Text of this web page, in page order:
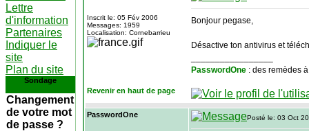
Lettre
d'information
Partenaires
Indiquer le
site
Plan du site
Sondage
Changement
de votre mot
de passe ?
Inscrit le: 05 Fév 2006
Messages: 1959
Localisation: Cornebarrieu
Bonjour pegase,
Désactive ton antivirus et
PasswordOne : des remèdes
Revenir en haut de page
PasswordOne Posté le: 03 Oct